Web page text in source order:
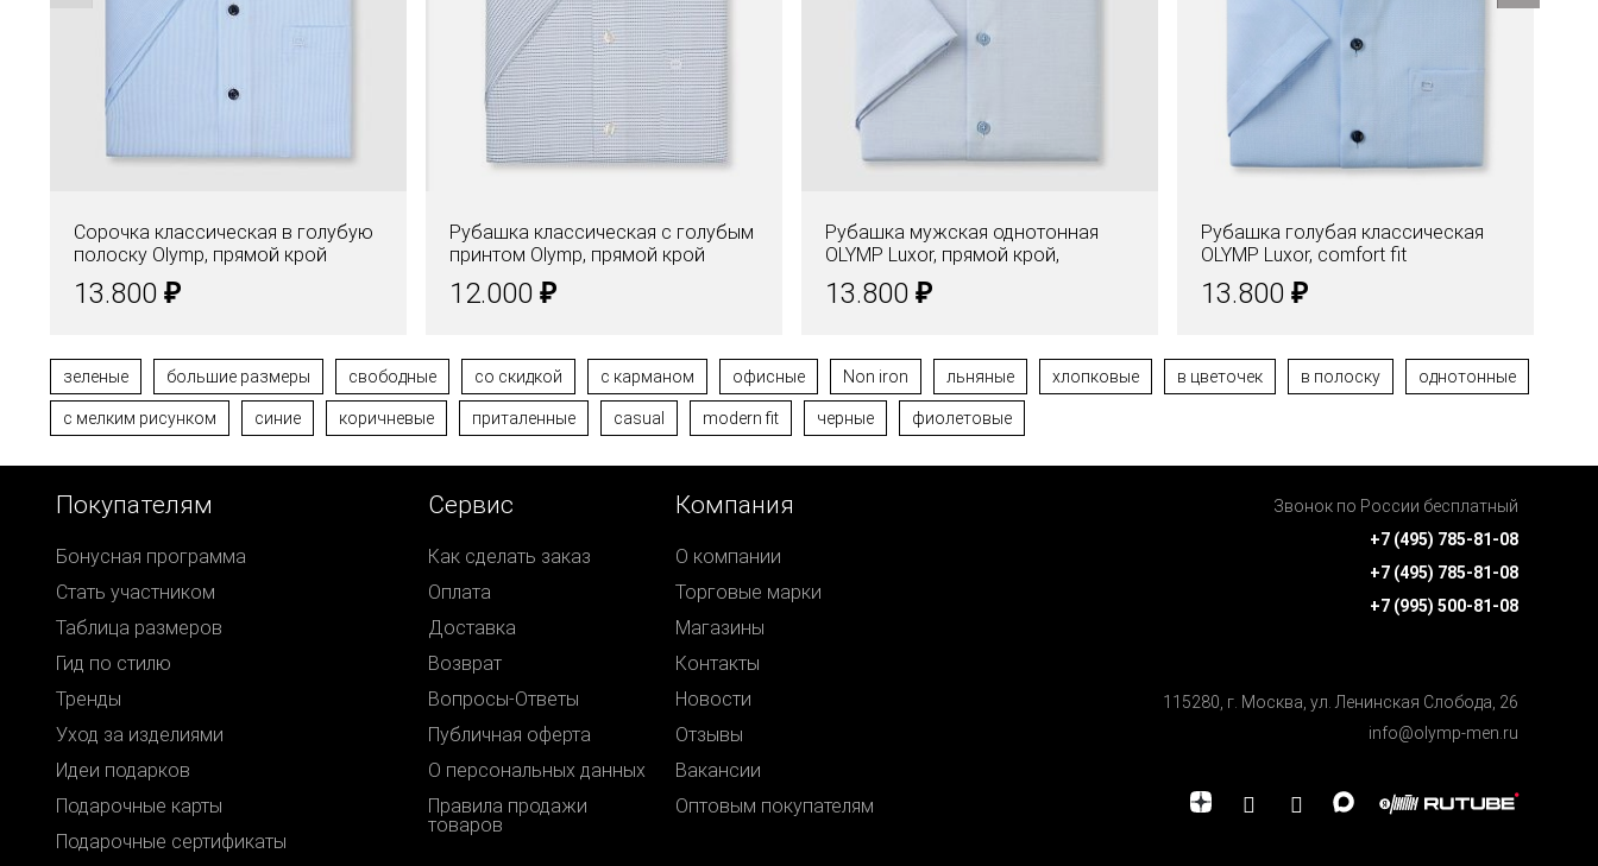
Сорочка классическая в голубую
полоску Olymp, прямой крой
13.800 ₽
Рубашка классическая с голубым
принтом Olymp, прямой крой
12.000 ₽
Рубашка мужская однотонная
OLYMP Luxor, прямой крой,
фактурная ткань
13.800 ₽
Рубашка голубая классическая
OLYMP Luxor, comfort fit
13.800 ₽
зеленые большие размеры свободные со скидкой с карманом офисные Non iron льняные хлопковые в цветочек в полоску однотонные
с мелким рисунком синие коричневые приталенные casual modern fit черные фиолетовые
Покупателям
Бонусная программа
Стать участником
Таблица размеров
Гид по стилю
Тренды
Уход за изделиями
Идеи подарков
Подарочные карты
Подарочные сертификаты
Сервис
Как сделать заказ
Оплата
Доставка
Возврат
Вопросы-Ответы
Публичная оферта
О персональных данных
Правила продажи
товаров
Компания
О компании
Торговые марки
Магазины
Контакты
Новости
Отзывы
Вакансии
Оптовым покупателям
Звонок по России бесплатный
+7 (495) 785-81-08
+7 (495) 785-81-08
+7 (995) 500-81-08
115280, г. Москва, ул. Ленинская Cлобода, 26
info@olymp-men.ru